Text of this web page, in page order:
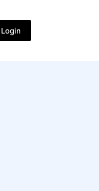
Login